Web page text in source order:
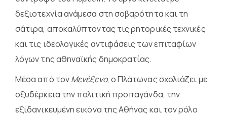
δεξιοτεχνία ανάμεσα στη σοβαρότητα και τη
σάτιρα, αποκαλύπτοντας τις ρητορικές τεχνικές
και τις ιδεολογικές αντιφάσεις των επιταφίων
λόγων της αθηναϊκής δημοκρατίας.
Μέσα από τονΜενέξενο, ο Πλάτωνας σχολιάζει με
οξυδέρκεια την πολιτική προπαγάνδα, την
εξιδανικευμένη εικόνα της Αθήνας και τον ρόλο